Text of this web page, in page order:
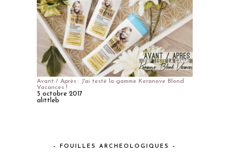
Avant / Après : J'ai testé la gamme Keranove Blond
Vacances !
5 octobre 2017
alittleb
– FOUILLES ARCHEOLOGIQUES –